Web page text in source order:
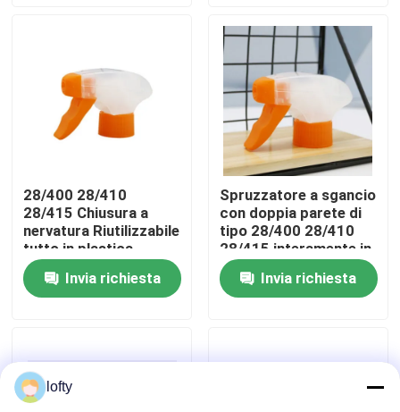
Giro della fabbrica
Contattici
Notizie
mini spruzzatore di innesco
28/400 28/410
28/415 Chiusura a
nervatura Riutilizzabile
tutto in plastica
Spruzzatore di
accensione resistente
alle sostanze chimiche
Invia richiesta
Spruzzatore a sgancio
con doppia parete di
tipo 28/400 28/410
28/415 interamente in
plastica
Invia richiesta
lofty